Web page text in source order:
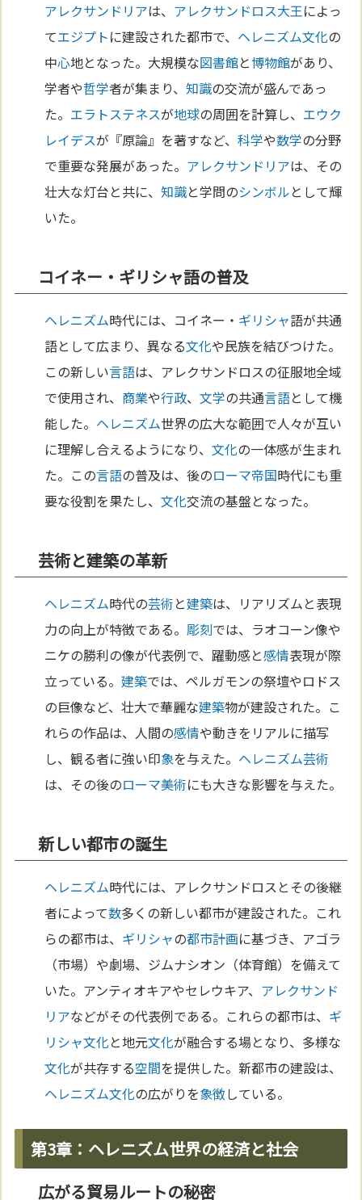
アレクサンドリアは、 アレクサンドロス大王によっ
てエジプトに建設された都市で、 ヘレニズム文化の
中心地となった。大規模な図書館と博物館があり、
学者や哲学者が集まり、知識の交流が盛んであっ
た。 エラトステネスが地球の周囲を計算し、 エウク
レイデスが『原論』を著すなど、科学や数学の分野
で重要な発展があった。 アレクサンドリアは、その
壮大な灯台と共に、知識と学問のシンボルとして輝
いた。
コイネー・ギリシャ語の普及
ヘレニズム時代には、コイネー・ ギリシャ語が共通
語として広まり、異なる文化や民族を結びつけた。
この新しい言語は、アレクサンドロスの征服地全域
で使用され、 商業や行政、文学の共通言語として機
能した。 ヘレニズム世界の広大な範囲で人々が互い
に理解し合えるようになり、文化の一体感が生まれ
た。この言語の普及は、後のローマ帝国時代にも重
要な役割を果たし、文化交流の基盤となった。
芸術と建築の革新
ヘレニズム時代の芸術と建築は、リアリズムと表現
力の向上が特徴である。 彫刻では、ラオコーン像や
ニケの勝利の像が代表例で、躍動感と感情表現が際
立っている。建築では、ペルガモンの祭壇やロドス
の巨像など、壮大で華麗な建築物が建設された。こ
れらの作品は、人間の感情や動きをリアルに描写
し、観る者に強い印象を与えた。 ヘレニズム芸術
は、その後のローマ美術にも大きな影響を与えた。
新しい都市の誕生
ヘレニズム時代には、アレクサンドロスとその後継
者によって数多くの新しい都市が建設された。これ
らの都市は、 ギリシャの都市計画に基づき、アゴラ
（市場）や劇場、ジムナシオン（体育館）を備えて
いた。アンティオキアやセレウキア、 アレクサンド
リアなどがその代表例である。これらの都市は、 ギ
リシャ文化と地元文化が融合する場となり、多様な
文化が共存する空間を提供した。新都市の建設は、
ヘレニズム文化の広がりを象徴している。
第3章：ヘレニズム世界の経済と社会
広がる貿易ルートの秘密